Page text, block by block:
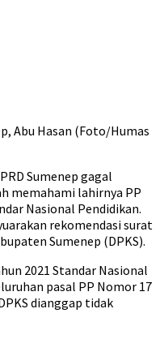
Abu Hasan (Foto/Humas
Sumenep gagal
memahami lahirnya PP
Nasional Pendidikan.
rekomendasi surat
Sumenep (DPKS).
2021 Standar Nasional
pasal PP Nomor 17
dianggap tidak